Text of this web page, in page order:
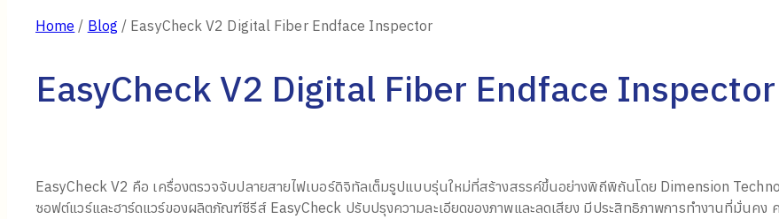
Home / Blog / EasyCheck V2 Digital Fiber Endface Inspector
EasyCheck V2 Digital Fiber Endface Inspector
EasyCheck V2 คือ เครื่องตรวจจับปลายสายไฟเบอร์ดิจิทัลเต็มรูปแบบรุ่นใหม่ที่สร้างสรรค์ขึ้นอย่างพิถีพิถันโดย Dimension
ซอฟต์แวร์และฮาร์ดแวร์ของผลิตภัณฑ์ซีรีส์ EasyCheck ปรับปรุงความละเอียดของภาพและลดเสียง มีประสิทธิภาพการทำงานที่มั่นคง